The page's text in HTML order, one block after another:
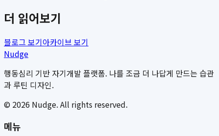
더 읽어보기
블로그 보기아카이브 보기
Nudge
행동심리 기반 자기개발 플랫폼. 나를 조금 더 나답게 만드는 습관
과 루틴 디자인.
© 2026 Nudge. All rights reserved.
메뉴